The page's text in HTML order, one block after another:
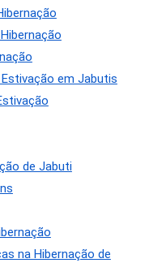
em Jabutis
de Jabuti
na Hibernação de